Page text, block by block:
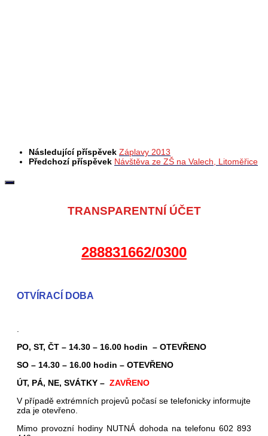
Následující příspěvek Záplavy 2013
Předchozí příspěvek Návštěva ze ZŠ na Valech, Litoměřice
TRANSPARENTNÍ ÚČET
288831662/0300
OTVÍRACÍ DOBA
PO, ST, ČT – 14.30 – 16.00 hodin – OTEVŘENO
SO – 14.30 – 16.00 hodin – OTEVŘENO
ÚT, PÁ, NE, SVÁTKY – ZAVŘENO
V případě extrémních projevů počasí se telefonicky informujte
zda je otevřeno.
Mimo provozní hodiny NUTNÁ dohoda na telefonu 602 893